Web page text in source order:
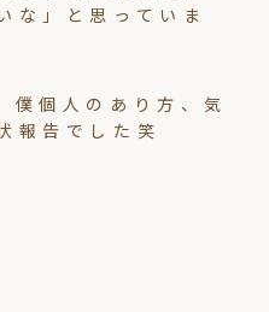
な」と思っていま
僕個人のあり方、気
報告でした笑